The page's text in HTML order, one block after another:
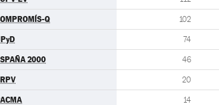
Q 102
74
2000 46
20
14